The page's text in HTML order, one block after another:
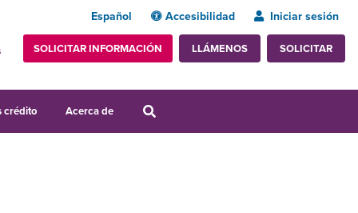
Español Accesibilidad Iniciar sesión
SOLICITAR INFORMACIÓN LLÁMENOS SOLICITAR
crédito Acerca de